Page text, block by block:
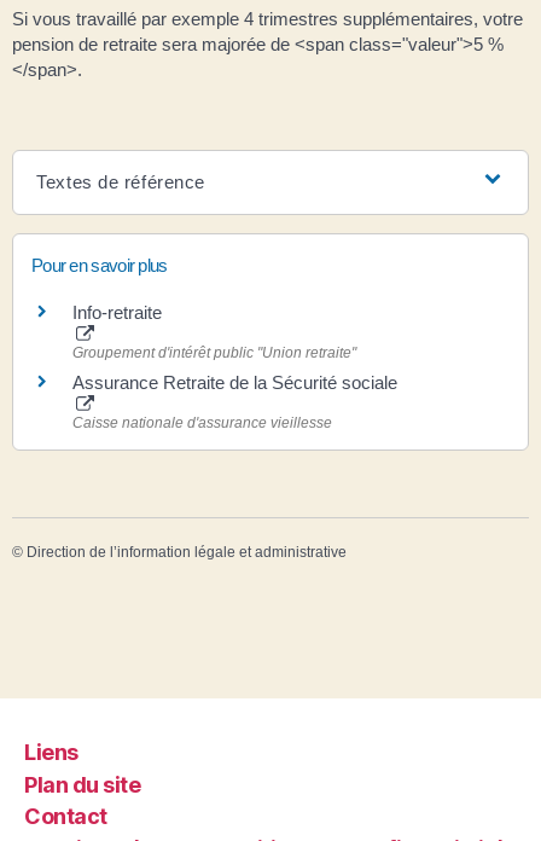
Si vous travaillé par exemple 4 trimestres supplémentaires, votre
pension de retraite sera majorée de <span class="valeur">5 %
</span>.
Textes de référence
Pour en savoir plus
Info-retraite
Groupement d'intérêt public "Union retraite"
Assurance Retraite de la Sécurité sociale
Caisse nationale d'assurance vieillesse
© Direction de l’information légale et administrative
Liens
Plan du site
Contact